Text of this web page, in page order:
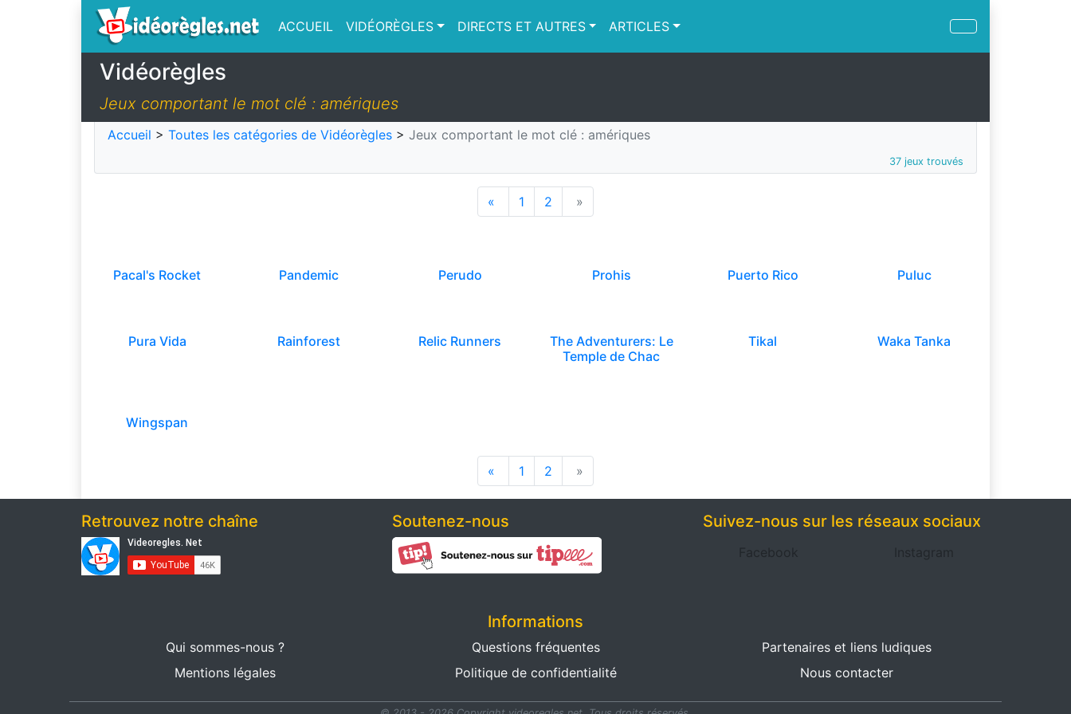
ACCUEIL VIDÉORÈGLES DIRECTS ET AUTRES ARTICLES
Vidéorègles
Jeux comportant le mot clé : amériques
Accueil > Toutes les catégories de Vidéorègles > Jeux comportant le mot clé : amériques
37 jeux trouvés
« 1 2 »
Pacal's Rocket Pandemic Perudo Prohis Puerto Rico Puluc
Pura Vida Rainforest Relic Runners
The Adventurers: Le
Temple de Chac
Tikal Waka Tanka
Wingspan
« 1 2 »
Retrouvez notre chaîne Soutenez-nous Suivez-nous sur les réseaux sociaux
Facebook Instagram
Informations
Qui sommes-nous ? Questions fréquentes
Partenaires et liens ludiques
Mentions légales
Politique de confidentialité Nous contacter